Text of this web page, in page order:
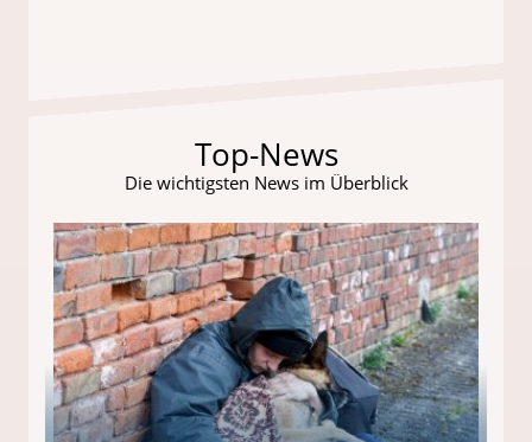
Top-News
Die wichtigsten News im Überblick